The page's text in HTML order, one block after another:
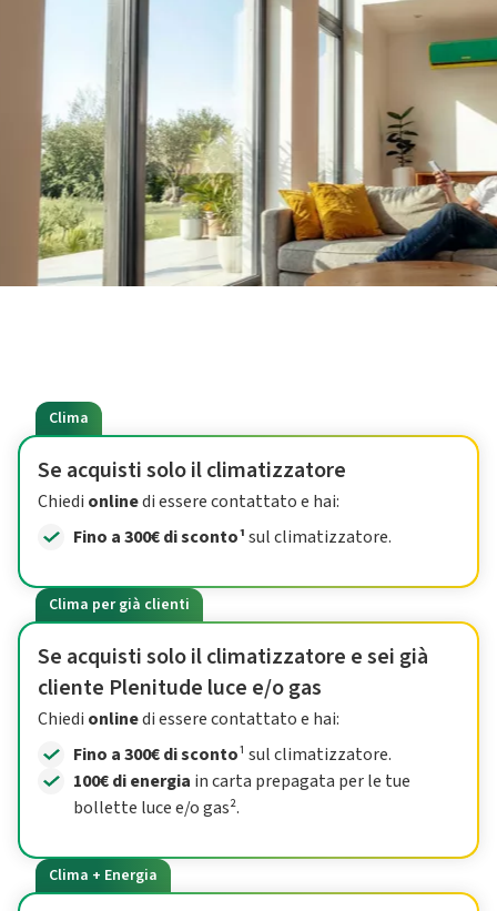
Clima
Se acquisti solo il climatizzatore
Chiedi onlinedi essere contattato e hai:
Fino a 300€ di sconto¹sul climatizzatore.
Clima per già clienti
Se acquisti solo il climatizzatore e sei già
cliente Plenitude luce e/o gas
Chiedi onlinedi essere contattato e hai:
Fino a 300€ di sconto¹ sul climatizzatore.
100€ di energia in carta prepagata per le tue
bollette luce e/o gas².
Clima + Energia